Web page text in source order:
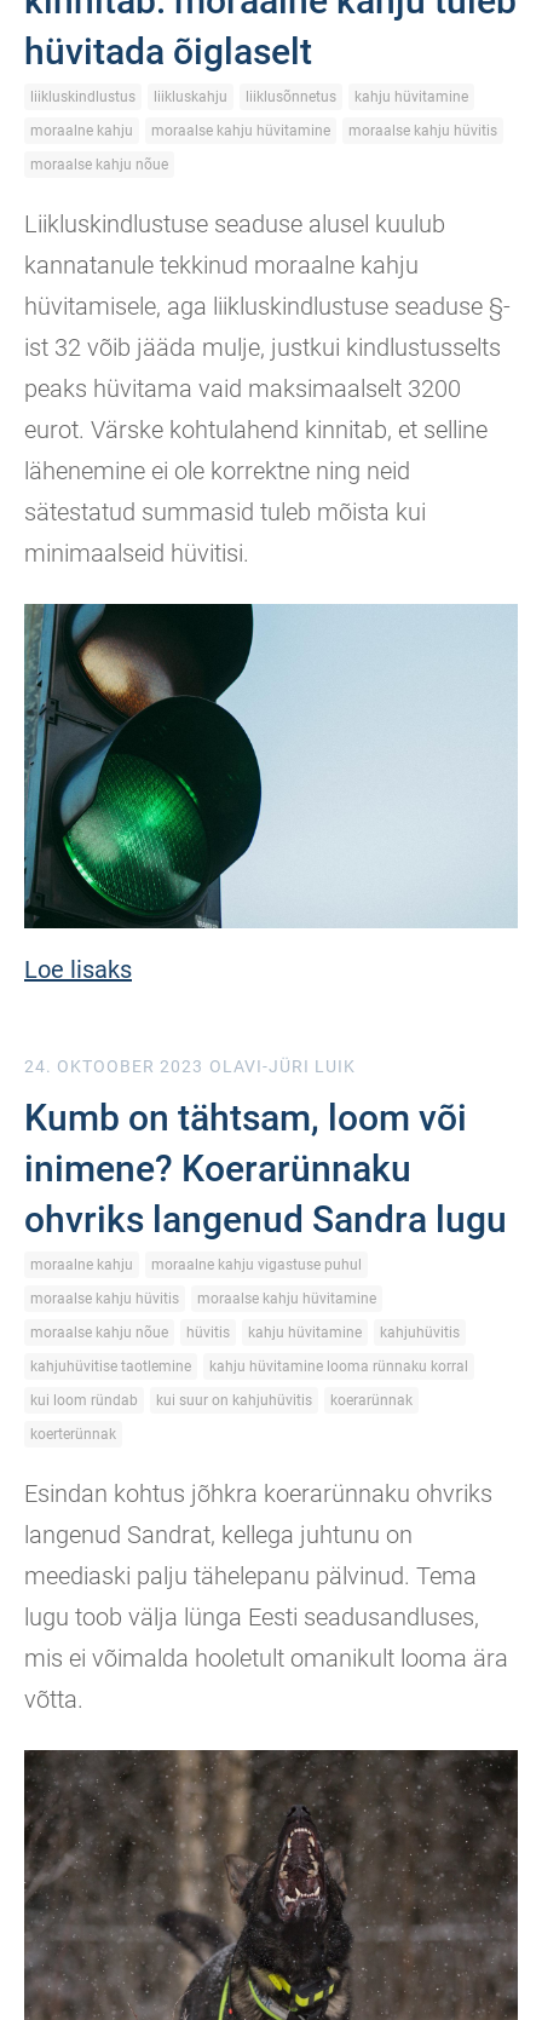
hüvitada õiglaselt
liikluskindlustus liikluskahju liiklusõnnetus
kahju hüvitamine
moraalne kahju
moraalse kahju hüvitamine
moraalse kahju hüvitis
moraalse kahju nõue
Liikluskindlustuse seaduse alusel kuulub
kannatanule tekkinud moraalne kahju
hüvitamisele, aga liikluskindlustuse seaduse §-
ist 32 võib jääda mulje, justkui kindlustusselts
peaks hüvitama vaid maksimaalselt 3200
eurot. Värske kohtulahend kinnitab, et selline
lähenemine ei ole korrektne ning neid
sätestatud summasid tuleb mõista kui
minimaalseid hüvitisi.
Loe lisaks
24. OKTOOBER 2023 OLAVI-JÜRI LUIK
Kumb on tähtsam, loom või
inimene? Koerarünnaku
ohvriks langenud Sandra lugu
moraalne kahju
moraalne kahju vigastuse puhul
moraalse kahju hüvitis
moraalse kahju hüvitamine
moraalse kahju nõue
hüvitis kahju hüvitamine
kahjuhüvitis
kahjuhüvitise taotlemine
kahju hüvitamine looma rünnaku korral
kui loom ründab
kui suur on kahjuhüvitis
koerarünnak
koerterünnak
Esindan kohtus jõhkra koerarünnaku ohvriks
langenud Sandrat, kellega juhtunu on
meediaski palju tähelepanu pälvinud. Tema
lugu toob välja lünga Eesti seadusandluses,
mis ei võimalda hooletult omanikult looma ära
võtta.